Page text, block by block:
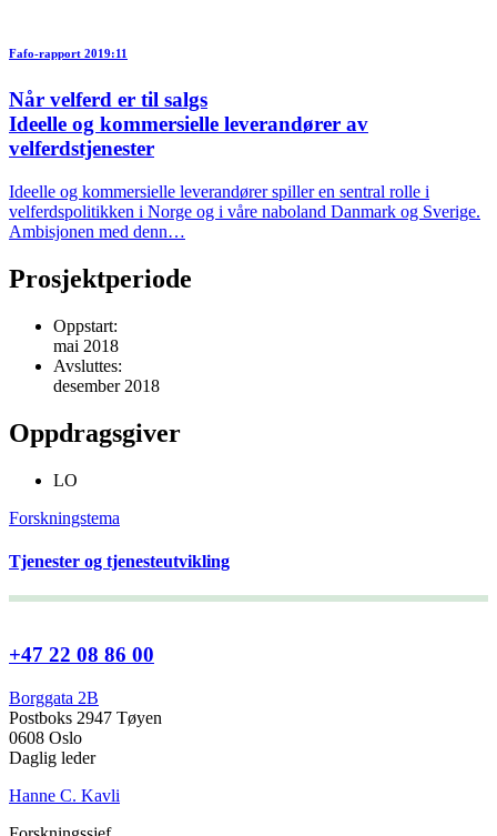
Fafo-rapport 2019:11
Når velferd er til salgs
Ideelle og kommersielle leverandører av
velferdstjenester
Ideelle og kommersielle leverandører spiller en sentral rolle i
velferdspolitikken i Norge og i våre naboland Danmark og Sverige.
Ambisjonen med denn…
Prosjektperiode
Oppstart:
mai 2018
Avsluttes:
desember 2018
Oppdragsgiver
LO
Forskningstema
Tjenester og tjenesteutvikling
+47 22 08 86 00
Borggata 2B
Postboks 2947 Tøyen
0608 Oslo
Daglig leder
Hanne C. Kavli